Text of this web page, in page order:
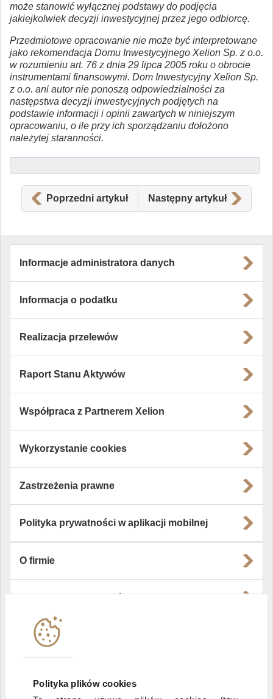
Polityka plików cookies
może stanowić wyłącznej podstawy do podjęcia
jakiejkolwiek decyzji inwestycyjnej przez jego odbiorcę.
Przedmiotowe opracowanie nie może być interpretowane
jako rekomendacja Domu Inwestycyjnego Xelion Sp. z o.o.
w rozumieniu art. 76 z dnia 29 lipca 2005 roku o obrocie
instrumentami finansowymi. Dom Inwestycyjny Xelion Sp.
z o.o. ani autor nie ponoszą odpowiedzialności za
następstwa decyzji inwestycyjnych podjętych na
podstawie informacji i opinii zawartych w niniejszym
opracowaniu, o ile przy ich sporządzaniu dołożono
należytej staranności.
Poprzedni artykuł Następny artykuł
Informacje administratora danych
Informacja o podatku
Realizacja przelewów
Raport Stanu Aktywów
Współpraca z Partnerem Xelion
Wykorzystanie cookies
Zastrzeżenia prawne
Polityka prywatności w aplikacji mobilnej
O firmie
Instytucje współpracujące